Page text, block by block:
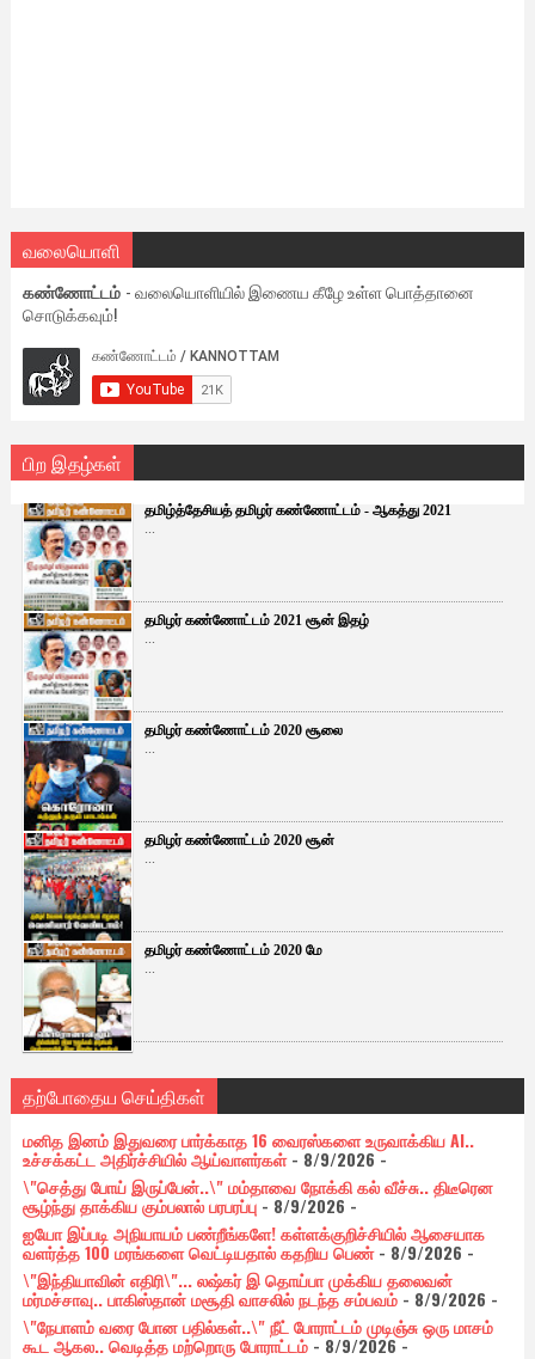
வலையொளி
கண்ணோட்டம் - வலையொளியில் இணைய கீழே உள்ள பொத்தானை
சொடுக்கவும்!
பிற இதழ்கள்
தமிழ்த்தேசியத் தமிழர் கண்ணோட்டம் - ஆகத்து 2021
...
தமிழர் கண்ணோட்டம் 2021 சூன் இதழ்
...
தமிழர் கண்ணோட்டம் 2020 சூலை
...
தமிழர் கண்ணோட்டம் 2020 சூன்
...
தமிழர் கண்ணோட்டம் 2020 மே
...
தற்போதைய செய்திகள்
மனித இனம் இதுவரை பார்க்காத 16 வைரஸ்களை உருவாக்கிய AI..
உச்சக்கட்ட அதிர்ச்சியில் ஆய்வாளர்கள்- 8/9/2026-
\"செத்து போய் இருப்பேன்..\" மம்தாவை நோக்கி கல் வீச்சு.. திடீரென
சூழ்ந்து தாக்கிய கும்பலால் பரபரப்பு- 8/9/2026 -
ஐயோ இப்படி அநியாயம் பண்றீங்களே! கள்ளக்குறிச்சியில் ஆசையாக
வளர்த்த 100 மரங்களை வெட்டியதால் கதறிய பெண்- 8/9/2026 -
\"இந்தியாவின் எதிரி\"... லஷ்கர் இ தொய்பா முக்கிய தலைவன்
மர்மச்சாவு.. பாகிஸ்தான் மசூதி வாசலில் நடந்த சம்பவம்- 8/9/2026 -
\"நேபாளம் வரை போன பதில்கள்..\" நீட் போராட்டம் முடிஞ்சு ஒரு மாசம்
கூட ஆகல.. வெடித்த மற்றொரு போராட்டம்- 8/9/2026-